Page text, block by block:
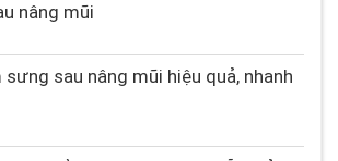
lâu thì hết căng tức?
nâng mũi